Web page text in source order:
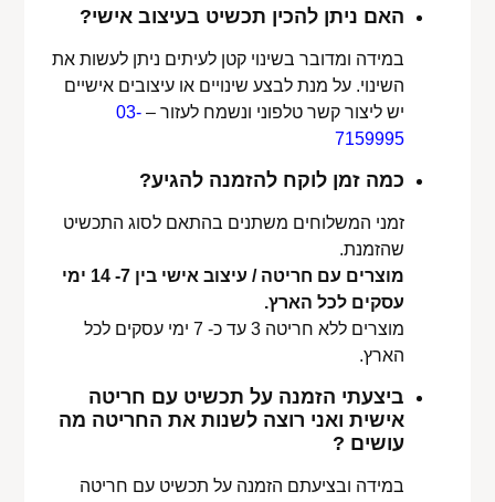
האם ניתן להכין תכשיט בעיצוב אישי?
במידה ומדובר בשינוי קטן לעיתים ניתן לעשות את
השינוי. על מנת לבצע שינויים או עיצובים אישיים
יש ליצור קשר טלפוני ונשמח לעזור –03-
7159995
כמה זמן לוקח להזמנה להגיע?
זמני המשלוחים משתנים בהתאם לסוג התכשיט
שהזמנת.
מוצרים עם חריטה / עיצוב אישי בין 7- 14 ימי
עסקים לכל הארץ.
מוצרים ללא חריטה 3 עד כ- 7 ימי עסקים לכל
הארץ.
ביצעתי הזמנה על תכשיט עם חריטה
אישית ואני רוצה לשנות את החריטה מה
עושים ?
במידה ובציעתם הזמנה על תכשיט עם חריטה